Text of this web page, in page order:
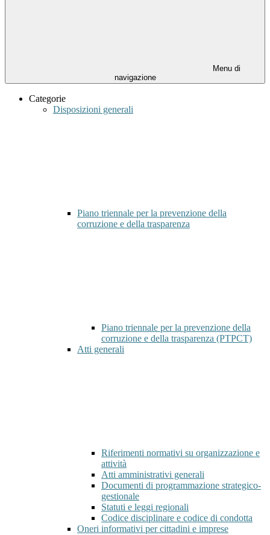
Menu di
navigazione
Categorie
Disposizioni generali
Piano triennale per la prevenzione della
corruzione e della trasparenza
Piano triennale per la prevenzione della
corruzione e della trasparenza (PTPCT)
Atti generali
Riferimenti normativi su organizzazione e
attività
Atti amministrativi generali
Documenti di programmazione strategico-
gestionale
Statuti e leggi regionali
Codice disciplinare e codice di condotta
Oneri informativi per cittadini e imprese